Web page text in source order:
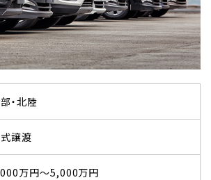
・北陸
譲渡
万円～5,000万円